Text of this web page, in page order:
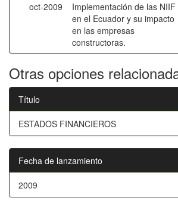
oct-2009
Implementación de las NIIF
en el Ecuador y su impacto
en las empresas
constructoras.
Otras opciones
Título
ESTADOS FINANCIEROS
Fecha de lanzamiento
2009